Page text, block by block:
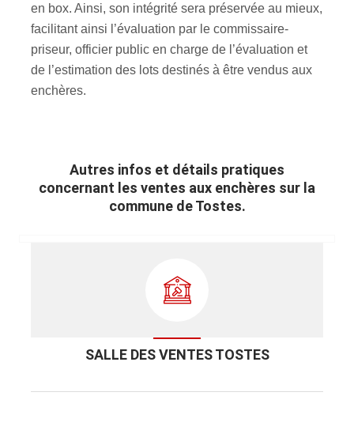
en box. Ainsi, son intégrité sera préservée au mieux,
facilitant ainsi l’évaluation par le commissaire-
priseur, officier public en charge de l’évaluation et
de l’estimation des lots destinés à être vendus aux
enchères.
Autres infos et détails pratiques
concernant les ventes aux enchères sur la
commune de Tostes.
SALLE DES VENTES TOSTES